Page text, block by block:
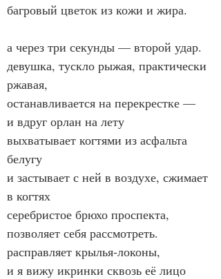
багровый цветок из кожи и жира.
а через три секунды — второй удар.
девушка, тускло рыжая, практически
ржавая,
останавливается на перекрестке —
и вдруг орлан на лету
выхватывает когтями из асфальта
белугу
и застывает с ней в воздухе, сжимает
в когтях
серебристое брюхо проспекта,
позволяет себя рассмотреть.
расправляет крылья-локоны,
и я вижу икринки сквозь её лицо